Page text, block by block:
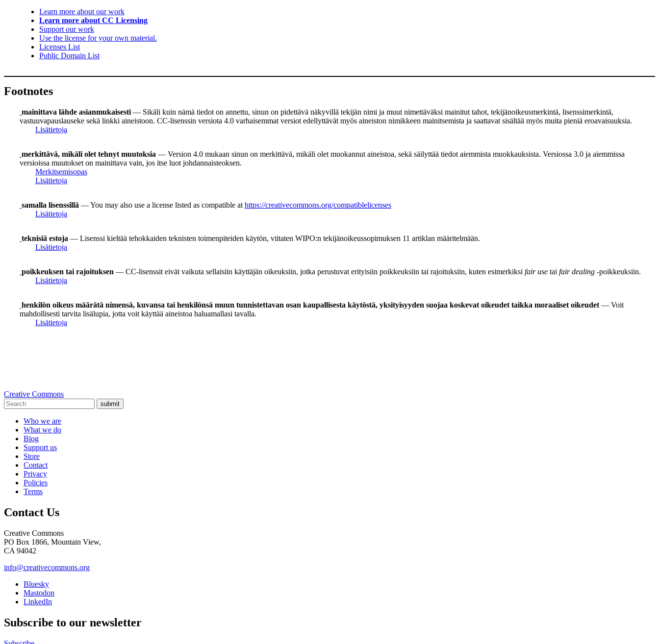
Learn more about our work
Learn more about CC Licensing
Support our work
Use the license for your own material.
Licenses List
Public Domain List
Footnotes
mainittava lähde asianmukaisesti — Sikäli kuin nämä tiedot on annettu, sinun on pidettävä näkyvillä tekijän nimi ja muut nimettäväksi mainitut tahot, tekijänoikeusmerkintä, lisenssimerkintä,
vastuuvapauslauseke sekä linkki aineistoon. CC-lisenssin versiota 4.0 varhaisemmat versiot edellyttävät myös aineiston nimikkeen mainitsemista ja saattavat sisältää myös muita pieniä eroavaisuuksia.
Lisätietoja
merkittävä, mikäli olet tehnyt muutoksia — Version 4.0 mukaan sinun on merkittävä, mikäli olet muokannut aineistoa, sekä säilyttää tiedot aiemmista muokkauksista. Versiossa 3.0 ja aiemmissa
versioissa muutokset on mainittava vain, jos itse luot johdannaisteoksen.
Merkitsemisopas
Lisätietoja
samalla lisenssillä — You may also use a license listed as compatible at https://creativecommons.org/compatiblelicenses
Lisätietoja
teknisiä estoja — Lisenssi kieltää tehokkaiden teknisten toimenpiteiden käytön, viitaten WIPO:n tekijänoikeussopimuksen 11 artiklan määritelmään.
Lisätietoja
poikkeuksen tai rajoituksen — CC-lisenssit eivät vaikuta sellaisiin käyttäjän oikeuksiin, jotka perustuvat erityisiin poikkeuksiin tai rajoituksiin, kuten esimerkiksi fair use tai fair dealing -poikkeuksiin.
Lisätietoja
henkilön oikeus määrätä nimensä, kuvansa tai henkilönsä muun tunnistettavan osan kaupallisesta käytöstä, yksityisyyden suojaa koskevat oikeudet taikka moraaliset oikeudet — Voit
mahdollisesti tarvita lisälupia, jotta voit käyttää aineistoa haluamallasi tavalla.
Lisätietoja
Creative Commons
submit
Who we are
What we do
Blog
Support us
Store
Contact
Privacy
Policies
Terms
Contact Us
Creative Commons
PO Box 1866, Mountain View,
CA 94042
info@creativecommons.org
Bluesky
Mastodon
LinkedIn
Subscribe to our newsletter